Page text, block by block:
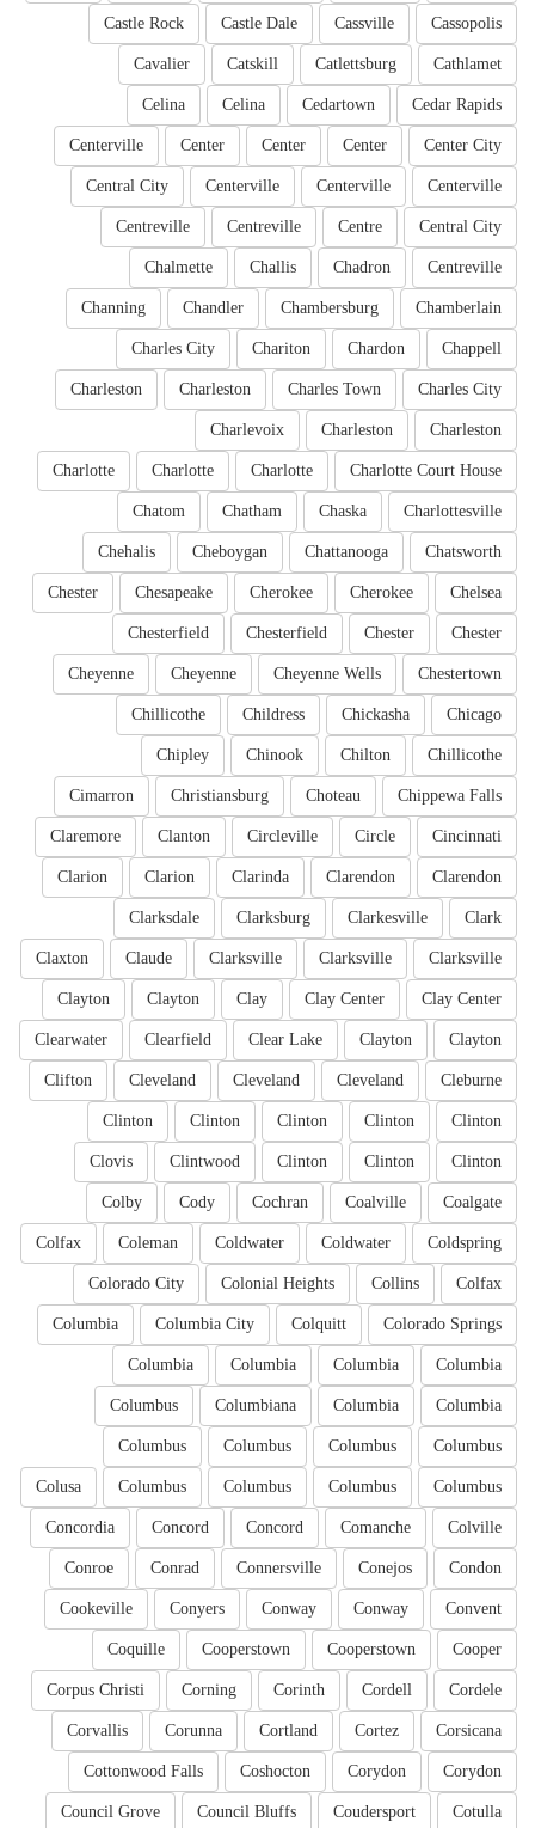
Cassopolis
Cassville
Castle Dale
Castle Rock
Cathlamet
Catlettsburg
Catskill
Cavalier
Cedar Rapids
Cedartown
Celina
Celina
Center City
Center
Center
Center
Centerville
Centerville
Centerville
Centerville
Central City
Central City
Centre
Centreville
Centreville
Centreville
Chadron
Challis
Chalmette
Chamberlain
Chambersburg
Chandler
Channing
Chappell
Chardon
Chariton
Charles City
Charles City
Charles Town
Charleston
Charleston
Charleston
Charleston
Charlevoix
Charlotte Court House
Charlotte
Charlotte
Charlotte
Charlottesville
Chaska
Chatham
Chatom
Chatsworth
Chattanooga
Cheboygan
Chehalis
Chelsea
Cherokee
Cherokee
Chesapeake
Chester
Chester
Chester
Chesterfield
Chesterfield
Chestertown
Cheyenne Wells
Cheyenne
Cheyenne
Chicago
Chickasha
Childress
Chillicothe
Chillicothe
Chilton
Chinook
Chipley
Chippewa Falls
Choteau
Christiansburg
Cimarron
Cincinnati
Circle
Circleville
Clanton
Claremore
Clarendon
Clarendon
Clarinda
Clarion
Clarion
Clark
Clarkesville
Clarksburg
Clarksdale
Clarksville
Clarksville
Clarksville
Claude
Claxton
Clay Center
Clay Center
Clay
Clayton
Clayton
Clayton
Clayton
Clear Lake
Clearfield
Clearwater
Cleburne
Cleveland
Cleveland
Cleveland
Clifton
Clinton
Clinton
Clinton
Clinton
Clinton
Clinton
Clinton
Clinton
Clintwood
Clovis
Coalgate
Coalville
Cochran
Cody
Colby
Coldspring
Coldwater
Coldwater
Coleman
Colfax
Colfax
Collins
Colonial Heights
Colorado City
Colorado Springs
Colquitt
Columbia City
Columbia
Columbia
Columbia
Columbia
Columbia
Columbia
Columbia
Columbiana
Columbus
Columbus
Columbus
Columbus
Columbus
Columbus
Columbus
Columbus
Columbus
Colusa
Colville
Comanche
Concord
Concord
Concordia
Condon
Conejos
Connersville
Conrad
Conroe
Convent
Conway
Conway
Conyers
Cookeville
Cooper
Cooperstown
Cooperstown
Coquille
Cordele
Cordell
Corinth
Corning
Corpus Christi
Corsicana
Cortez
Cortland
Corunna
Corvallis
Corydon
Corydon
Coshocton
Cottonwood Falls
Cotulla
Coudersport
Council Bluffs
Council Grove